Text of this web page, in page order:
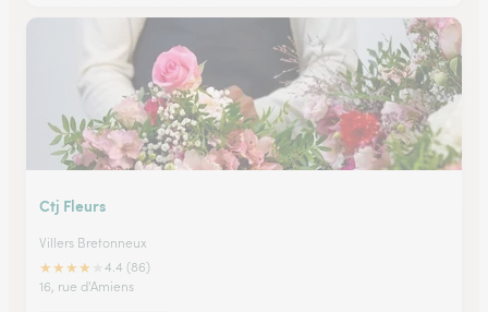
Ctj Fleurs
Villers Bretonneux
★★★★
4.4 (86)
16, rue d'Amiens